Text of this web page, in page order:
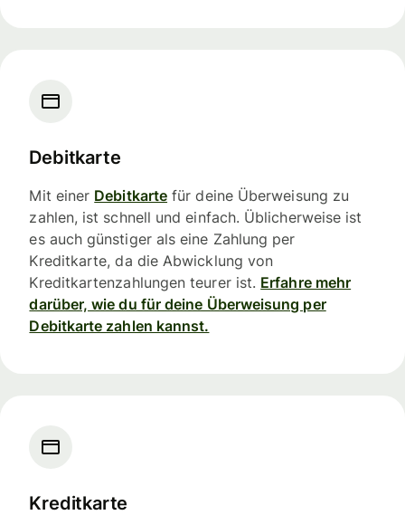
Debitkarte
Mit einer Debitkarte für deine Überweisung zu
zahlen, ist schnell und einfach. Üblicherweise ist
es auch günstiger als eine Zahlung per
Kreditkarte, da die Abwicklung von
Kreditkartenzahlungen teurer ist. Erfahre mehr
darüber, wie du für deine Überweisung per
Debitkarte zahlen kannst.
Kreditkarte